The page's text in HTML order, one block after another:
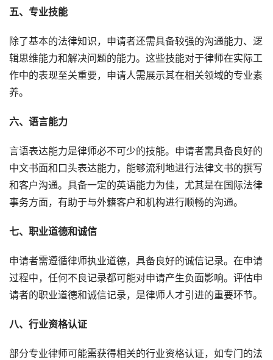
五、专业技能
除了基本的法律知识，申请者还需具备较强的沟通能力、逻
辑思维能力和解决问题的能力。这些技能对于律师在实际工
作中的表现至关重要，申请人需展示其在相关领域的专业素
养。
六、语言能力
言语表达能力是律师必不可少的技能。申请者需具备良好的
中文书面和口头表达能力，能够流利地进行法律文书的撰写
和客户沟通。具备一定的英语能力为佳，尤其是在国际法律
事务方面，有助于与外籍客户和机构进行顺畅的沟通。
七、职业道德和诚信
申请者需遵循律师执业道德，具备良好的诚信记录。在申请
过程中，任何不良记录都可能对申请产生负面影响。评估申
请者的职业道德和诚信记录，是律师人才引进的重要环节。
八、行业资格认证
部分专业律师可能需获得相关的行业资格认证，如专门的法